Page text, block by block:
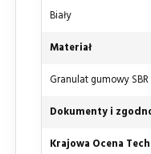
Biały
Materiał
Granulat gumowy SBR
Dokumenty i
Krajowa Ocena